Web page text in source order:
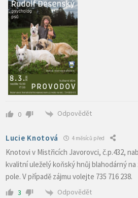
0 Odpovědět
Lucie Knotová 4 měsíců před
Knotovi v Mistřicích Javorovci, č.p.432,
kvalitní uleželý koňský hnůj blahodárný na
pole. V případě zájmu volejte 735 716 238.
3 Odpovědět